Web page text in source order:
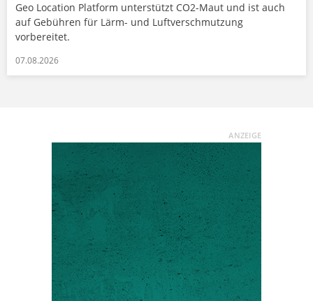
Geo Location Platform unterstützt CO2-Maut und ist auch
auf Gebühren für Lärm- und Luftverschmutzung
vorbereitet.
07.08.2026
ANZEIGE